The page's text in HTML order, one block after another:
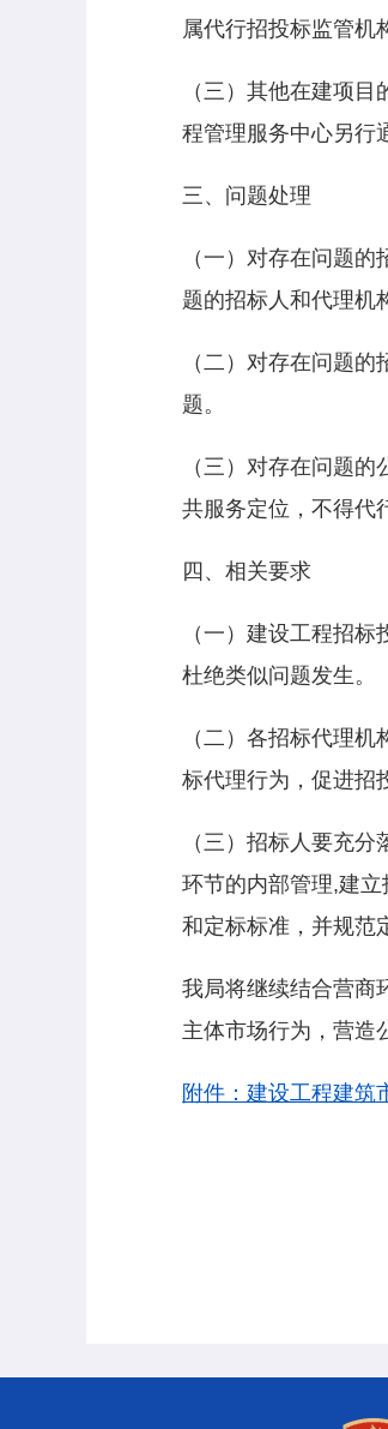
属代行招投标监管机
（三）其他在建项
程管理服务中心另行
三、问题处理
（一）对存在问题
题的招标人和代理机
（二）对存在问题
题。
（三）对存在问题
共服务定位，不得代
四、相关要求
（一）建设工程招
杜绝类似问题发生。
（二）各招标代理
标代理行为，促进招
（三）招标人要充
环节的内部管理,建
和定标标准，并规范
我局将继续结合营商
主体市场行为，营造
附件：建设工程建筑